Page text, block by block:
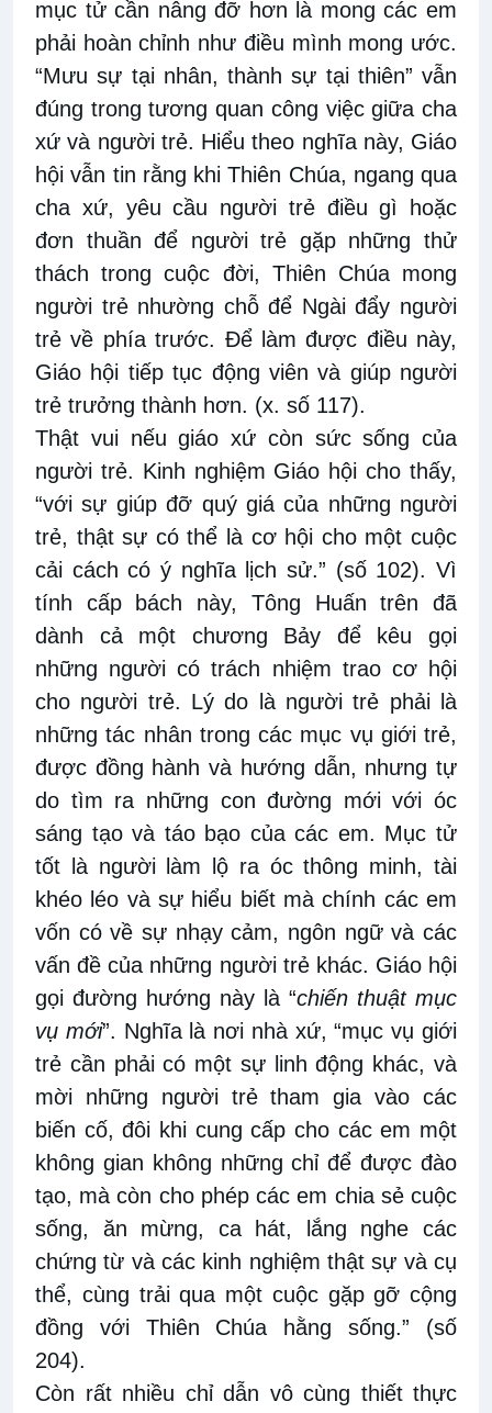
mục tử cần nâng đỡ hơn là mong các em
phải hoàn chỉnh như điều mình mong ước.
“Mưu sự tại nhân, thành sự tại thiên” vẫn
đúng trong tương quan công việc giữa cha
xứ và người trẻ. Hiểu theo nghĩa này, Giáo
hội vẫn tin rằng khi Thiên Chúa, ngang qua
cha xứ, yêu cầu người trẻ điều gì hoặc
đơn thuần để người trẻ gặp những thử
thách trong cuộc đời, Thiên Chúa mong
người trẻ nhường chỗ để Ngài đẩy người
trẻ về phía trước. Để làm được điều này,
Giáo hội tiếp tục động viên và giúp người
trẻ trưởng thành hơn. (x. số 117).
Thật vui nếu giáo xứ còn sức sống của
người trẻ. Kinh nghiệm Giáo hội cho thấy,
“với sự giúp đỡ quý giá của những người
trẻ, thật sự có thể là cơ hội cho một cuộc
cải cách có ý nghĩa lịch sử.” (số 102). Vì
tính cấp bách này, Tông Huấn trên đã
dành cả một chương Bảy để kêu gọi
những người có trách nhiệm trao cơ hội
cho người trẻ. Lý do là người trẻ phải là
những tác nhân trong các mục vụ giới trẻ,
được đồng hành và hướng dẫn, nhưng tự
do tìm ra những con đường mới với óc
sáng tạo và táo bạo của các em. Mục tử
tốt là người làm lộ ra óc thông minh, tài
khéo léo và sự hiểu biết mà chính các em
vốn có về sự nhạy cảm, ngôn ngữ và các
vấn đề của những người trẻ khác. Giáo hội
gọi đường hướng này là “chiến thuật mục
vụ mới”. Nghĩa là nơi nhà xứ, “mục vụ giới
trẻ cần phải có một sự linh động khác, và
mời những người trẻ tham gia vào các
biến cố, đôi khi cung cấp cho các em một
không gian không những chỉ để được đào
tạo, mà còn cho phép các em chia sẻ cuộc
sống, ăn mừng, ca hát, lắng nghe các
chứng từ và các kinh nghiệm thật sự và cụ
thể, cùng trải qua một cuộc gặp gỡ cộng
đồng với Thiên Chúa hằng sống.” (số
204).
Còn rất nhiều chỉ dẫn vô cùng thiết thực